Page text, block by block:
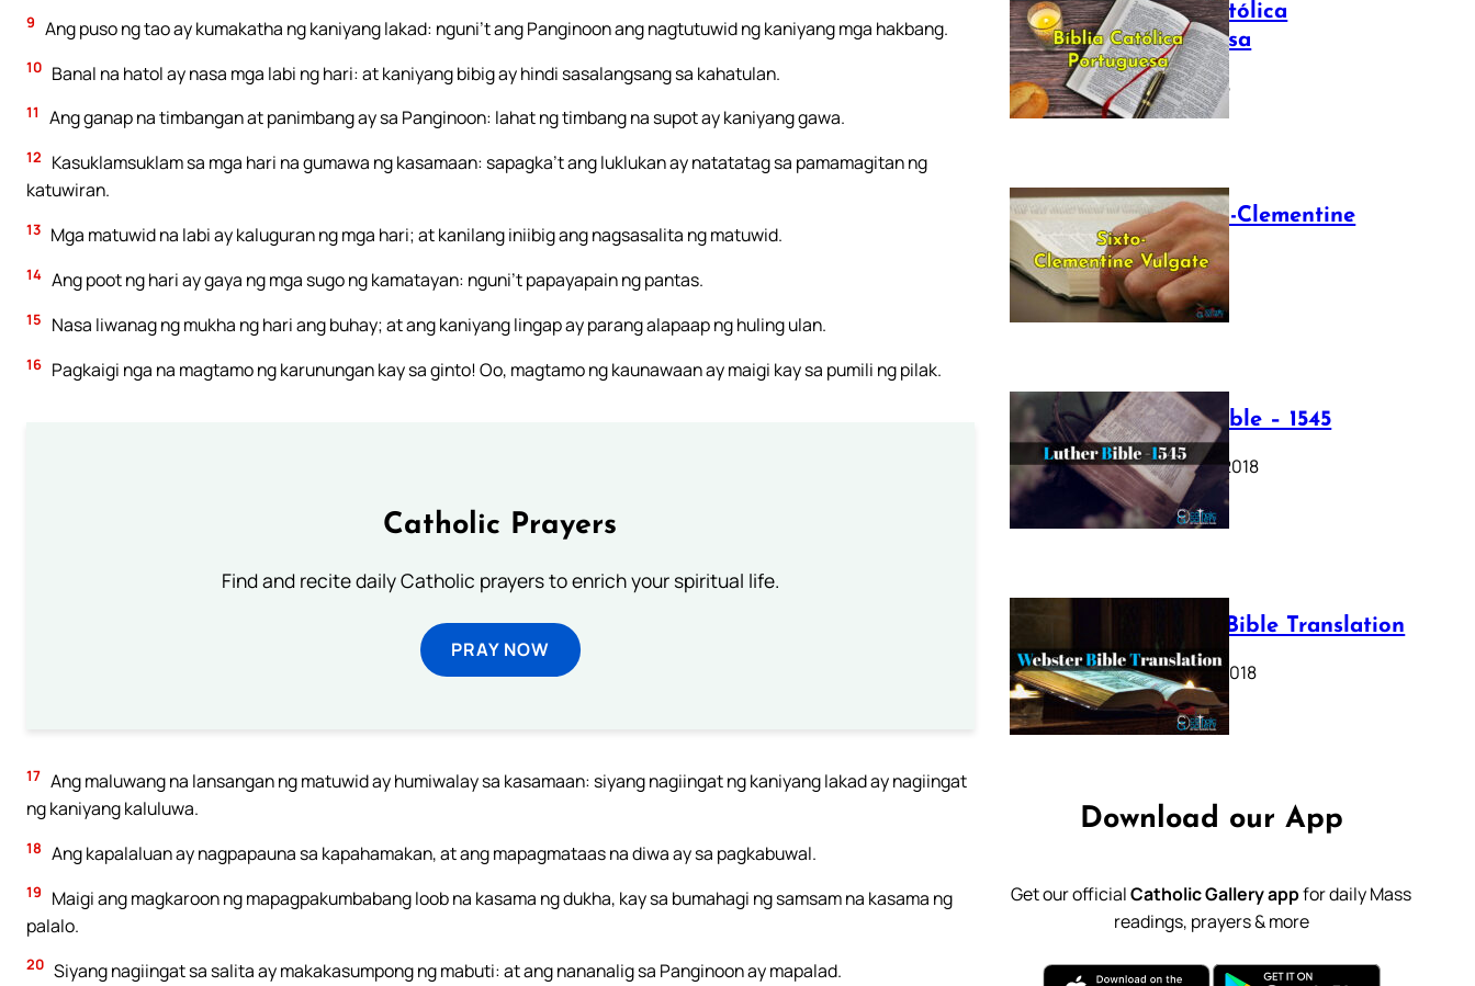
9 Ang puso ng tao ay kumakatha ng kaniyang lakad: nguni’t ang Panginoon ang nagtutuwid ng kaniyang mga hakbang.
10 Banal na hatol ay nasa mga labi ng hari: at kaniyang bibig ay hindi sasalangsang sa kahatulan.
11 Ang ganap na timbangan at panimbang ay sa Panginoon: lahat ng timbang na supot ay kaniyang gawa.
12
Kasuklamsuklam sa mga hari na gumawa ng kasamaan: sapagka’t ang luklukan ay natatatag sa pamamagitan ng
katuwiran.
13 Mga matuwid na labi ay kaluguran ng mga hari; at kanilang iniibig ang nagsasalita ng matuwid.
14 Ang poot ng hari ay gaya ng mga sugo ng kamatayan: nguni’t papayapain ng pantas.
15 Nasa liwanag ng mukha ng hari ang buhay; at ang kaniyang lingap ay parang alapaap ng huling ulan.
16 Pagkaigi nga na magtamo ng karunungan kay sa ginto! Oo, magtamo ng kaunawaan ay maigi kay sa pumili ng pilak.
Catholic Prayers
Find and recite daily Catholic prayers to enrich your spiritual life.
PRAY NOW
17 Ang maluwang na lansangan ng matuwid ay humiwalay sa kasamaan: siyang nagiingat ng kaniyang lakad ay nagiingat
ng kaniyang kaluluwa.
18 Ang kapalaluan ay nagpapauna sa kapahamakan, at ang mapagmataas na diwa ay sa pagkabuwal.
19
Maigi ang magkaroon ng mapagpakumbabang loob na kasama ng dukha, kay sa bumahagi ng samsam na kasama ng
palalo.
20 Siyang nagiingat sa salita ay makakasumpong ng mabuti: at ang nananalig sa Panginoon ay mapalad.
Bíblia Católica
Portuguesa
July 16, 2025
The Sixto-Clementine
Vulgate
July 12, 2025
Luther Bible – 1545
October 17, 2018
Webster Bible Translation
October 11, 2018
Download our App
Get our officialCatholic Gallery appfor daily Mass
readings, prayers & more